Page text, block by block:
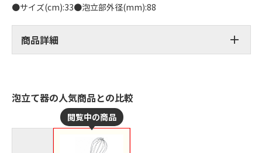
●サイズ(cm):33●泡立部外径(mm):88
商品詳細
泡立て器の人気商品との比較